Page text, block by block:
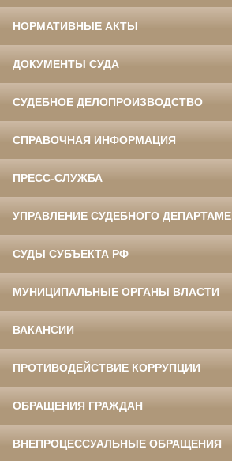
НОРМАТИВНЫЕ АКТЫ
ДОКУМЕНТЫ СУДА
СУДЕБНОЕ ДЕЛОПРОИЗВОДСТВО
СПРАВОЧНАЯ ИНФОРМАЦИЯ
ПРЕСС-СЛУЖБА
УПРАВЛЕНИЕ СУДЕБНОГО
СУДЫ СУБЪЕКТА РФ
МУНИЦИПАЛЬНЫЕ ОРГАНЫ ВЛАСТИ
ВАКАНСИИ
ПРОТИВОДЕЙСТВИЕ КОРРУПЦИИ
ОБРАЩЕНИЯ ГРАЖДАН
ВНЕПРОЦЕССУАЛЬНЫЕ ОБРАЩЕНИЯ